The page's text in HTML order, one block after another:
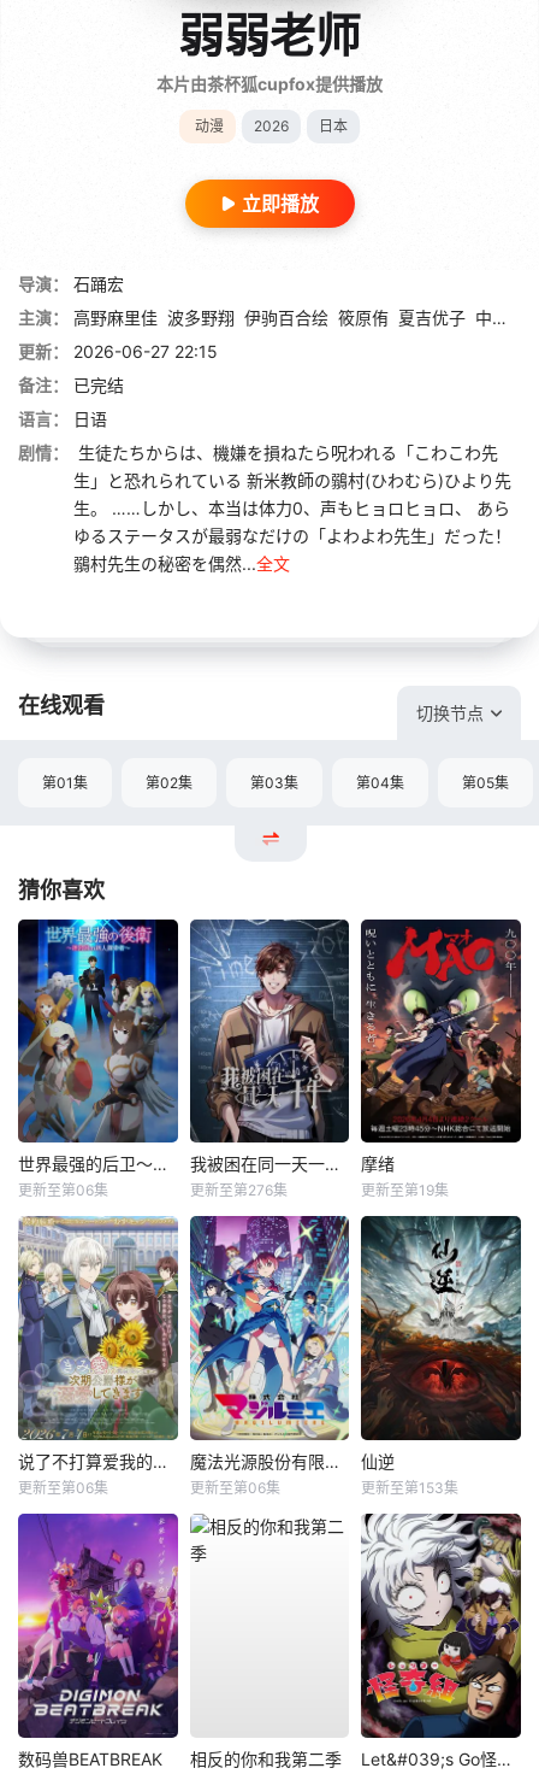
弱弱老师
本片由茶杯狐cupfox提供播放
动漫 2026 日本
立即播放
导演：
石踊宏
主演：
高野麻里佳 波多野翔 伊驹百合绘 筱原侑 夏吉优子 中原麻衣
更新：
2026-06-27 22:15
备注：
已完结
语言：
日语
剧情：
生徒たちからは、機嫌を損ねたら呪われる「こわこわ先
生」と恐れられている 新米教師の鶸村(ひわむら)ひより先
生。 ……しかし、本当は体力0、声もヒョロヒョロ、 あら
ゆるステータスが最弱なだけの「よわよわ先生」だった！
鶸村先生の秘密を偶然...全文
在线观看 切换节点
第01集 第02集 第03集 第04集 第05集
猜你喜欢
世界最强的后卫～迷宫国的新人探索者～
更新至第06集
我被困在同一天一千年动态漫
更新至第276集
摩绪
更新至第19集
说了不打算爱我的公爵继承人，不知为何对我宠爱有加
更新至第06集
魔法光源股份有限公司第二季
更新至第06集
仙逆
更新至第153集
数码兽BEATBREAK 相反的你和我第二季 Let&#039;s Go怪奇组